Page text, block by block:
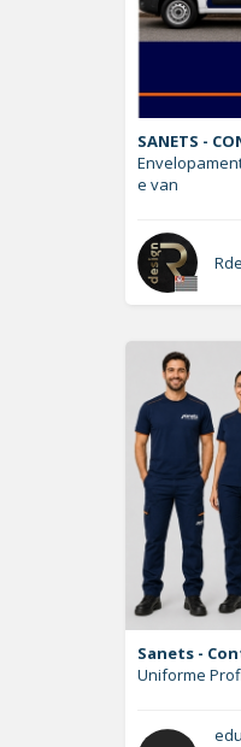
SANETS -
e van
Sanets -
Uniforme